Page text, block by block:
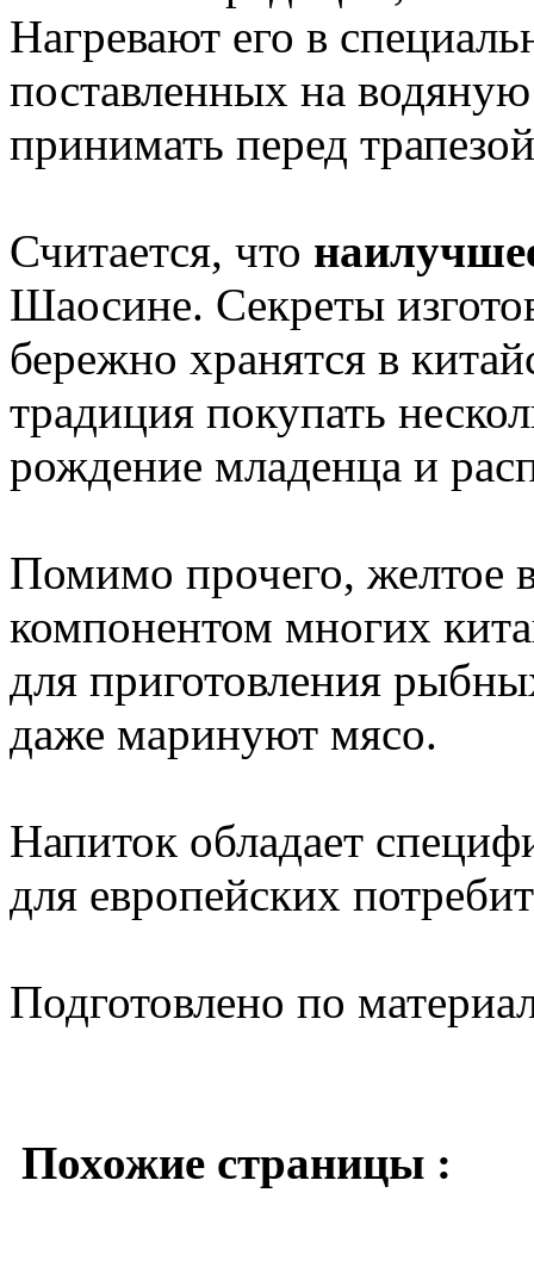
Нагревают его в
поставленных на
принимать перед
Считается, что
Шаосине. Секреты
бережно хранятся в
традиция покупать
рождение младенца и
Помимо прочего, желтое
компонентом многих
для приготовления
даже маринуют мясо.
Напиток обладает
для европейских
Подготовлено по
Похожие страницы :